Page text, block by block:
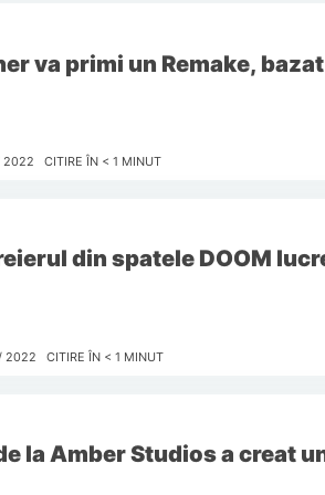
va primi un Remake,
2022 CITIRE ÎN < 1 MINUT
din spatele DOOM
2022 CITIRE ÎN < 1 MINUT
la Amber Studios a creat